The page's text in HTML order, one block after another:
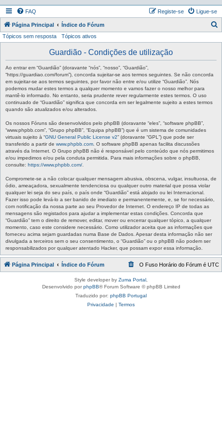
FAQ Ligue-se
Registe-se
Página Principal Índice do Fórum
Tópicos sem resposta Tópicos ativos
Guardião - Condições de utilização
Ao entrar em “Guardião” (doravante “nós”, “nosso”, “Guardião”,
“https://guardiao.com/forum”), concorda sujeitar-se aos termos seguintes. Se não concorda
em sujeitar-se aos termos seguintes, por favor não entre e/ou utilize “Guardião”. Nós
podemos mudar estes termos a qualquer momento e vamos fazer o nosso melhor para
mantê-lo informado. No entanto, seria prudente rever regularmente estes termos. O uso
continuado de “Guardião” significa que concorda em ser legalmente sujeito a estes termos
quando são atualizados e/ou alterados.
Os nossos Fóruns são desenvolvidos pelo phpBB (doravante “eles”, “software phpBB”,
“www.phpbb.com”, “Grupo phpBB”, “Equipa phpBB”) que é um sistema de comunidades
virtuais sujeito à “GNU General Public License v2” (doravante “GPL”) que pode ser
transferido a partir de www.phpbb.com . O software phpBB apenas facilita discussões
através da Internet. O Grupo phpBB não é responsável pelo conteúdo que nós permitimos
e/ou impedimos e/ou pela conduta permitida. Para mais informações sobre o phpBB,
consulte: https://www.phpbb.com/
Compromete-se a não colocar qualquer mensagem abusiva, obscena, vulgar, insultuosa, de
ódio, ameaçadora, sexualmente tendenciosa ou qualquer outro material que possa violar
qualquer lei seja do seu país, o país onde “Guardião” está alojado ou lei Internacional.
Fazer isso pode levá-lo a ser banido de imediato e permanentemente, e, se for necessário,
com notificação da nossa parte ao seu Provedor de Internet. O endereço IP de todas as
mensagens são registados para ajudar a implementar estas condições. Concorda que
“Guardião” tem o direito de remover, editar, mover ou encerrar qualquer tópico, a qualquer
momento, caso este considere necessário. Como utilizador aceita que as informações que
forneceu acima sejam guardadas numa Base de Dados. Apesar desta informação não ser
divulgada a terceiros sem o seu consentimento, o “Guardião” ou o phpBB não podem ser
responsabilizados por qualquer atentado Hacker, que possam expor essa informação.
Página Principal Índice do Fórum O Fuso Horário do Fórum é UTC
Style developer by Zuma Portal
Desenvolvido porphpBB® Forum Software © phpBB Limited
Traduzido por: phpBB Portugal
Privacidade | Termos